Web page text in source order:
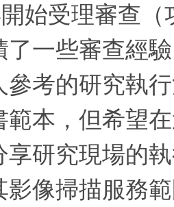
始受理審查
了一些審查經
參考的研究執
範本，但希望
享研究現場的
影像掃描服務